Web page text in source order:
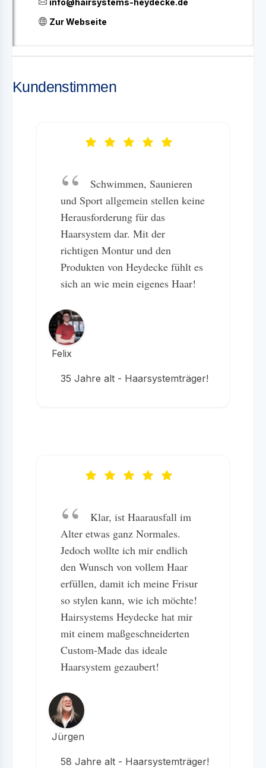
Zur Webseite
Kundenstimmen
Schwimmen, Saunieren
und Sport allgemein stellen keine
Herausforderung für das
Haarsystem dar. Mit der
richtigen Montur und den
Produkten von Heydecke fühlt es
sich an wie mein eigenes Haar!
Felix
35 Jahre alt - Haarsystemträger!
Klar, ist Haarausfall im
Alter etwas ganz Normales.
Jedoch wollte ich mir endlich
den Wunsch von vollem Haar
erfüllen, damit ich meine Frisur
so stylen kann, wie ich möchte!
Hairsystems Heydecke hat mir
mit einem maßgeschneiderten
Custom-Made das ideale
Haarsystem gezaubert!
Jürgen
58 Jahre alt - Haarsystemträger!